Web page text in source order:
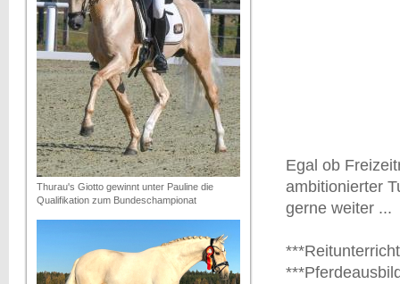
Thurau's Giotto gewinnt unter Pauline die
Qualifikation zum Bundeschampionat
Egal ob
ambitionierter
gerne weiter ...
***Reitunterricht